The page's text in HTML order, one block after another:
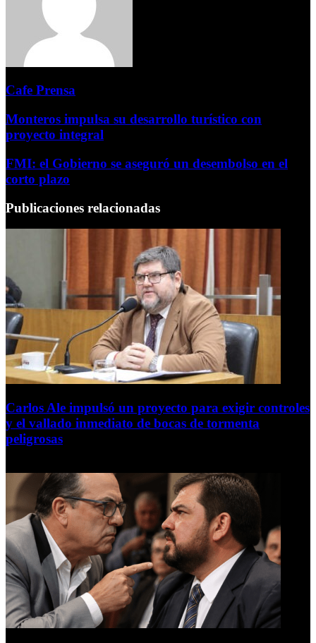
Cafe Prensa
Monteros impulsa su desarrollo turístico con
proyecto integral
FMI: el Gobierno se aseguró un desembolso en el
corto plazo
Publicaciones relacionadas
Carlos Ale impulsó un proyecto para exigir controles
y el vallado inmediato de bocas de tormenta
peligrosas